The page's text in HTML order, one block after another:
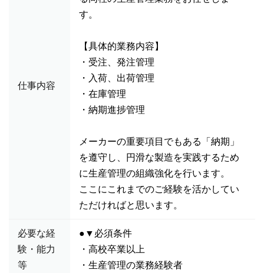
仕事内容
す。
【具体的業務内容】
・受注、発注管理
・入荷、出荷管理
・在庫管理
・納期進捗管理
メーカーの重要項目でもある「納期」
を遵守し、円滑な製造を実践するため
に生産管理の組織強化を行います。
ここにこれまでのご経験を活かしてい
ただければと思います。
必要な経
験・能力
等
●▼必須条件
・高校卒業以上
・生産管理の業務経験者